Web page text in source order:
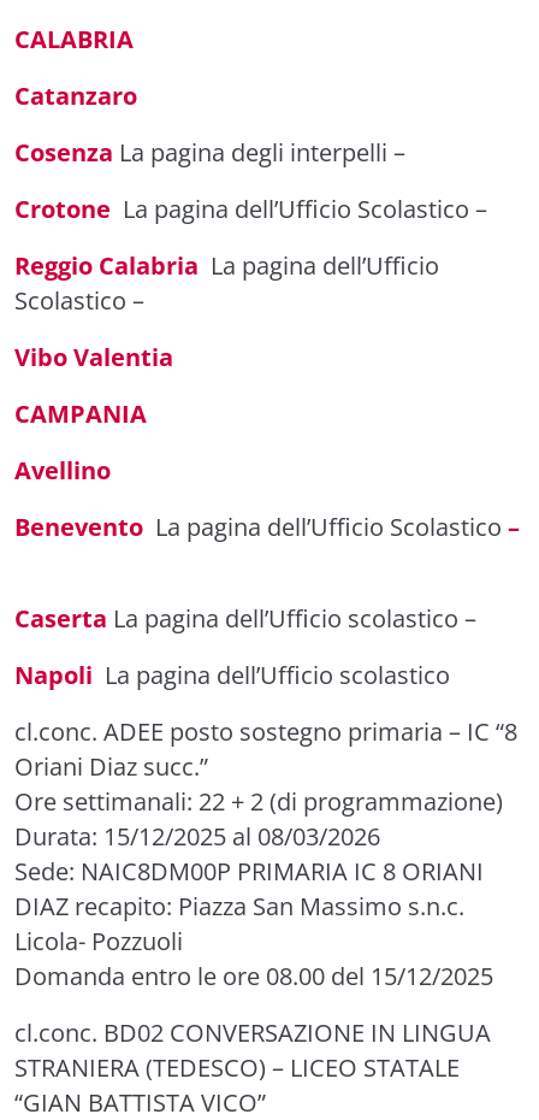
CALABRIA
Catanzaro
Cosenza La pagina degli interpelli –
Crotone La pagina dell’Ufficio Scolastico –
Reggio Calabria La pagina dell’Ufficio
Scolastico –
Vibo Valentia
CAMPANIA
Avellino
Benevento La pagina dell’Ufficio Scolastico –
Caserta La pagina dell’Ufficio scolastico –
Napoli La pagina dell’Ufficio scolastico
cl.conc. ADEE posto sostegno primaria – IC “8
Oriani Diaz succ.”
Ore settimanali: 22 + 2 (di programmazione)
Durata: 15/12/2025 al 08/03/2026
Sede: NAIC8DM00P PRIMARIA IC 8 ORIANI
DIAZ recapito: Piazza San Massimo s.n.c.
Licola- Pozzuoli
Domanda entro le ore 08.00 del 15/12/2025
cl.conc. BD02 CONVERSAZIONE IN LINGUA
STRANIERA (TEDESCO) – LICEO STATALE
“GIAN BATTISTA VICO”